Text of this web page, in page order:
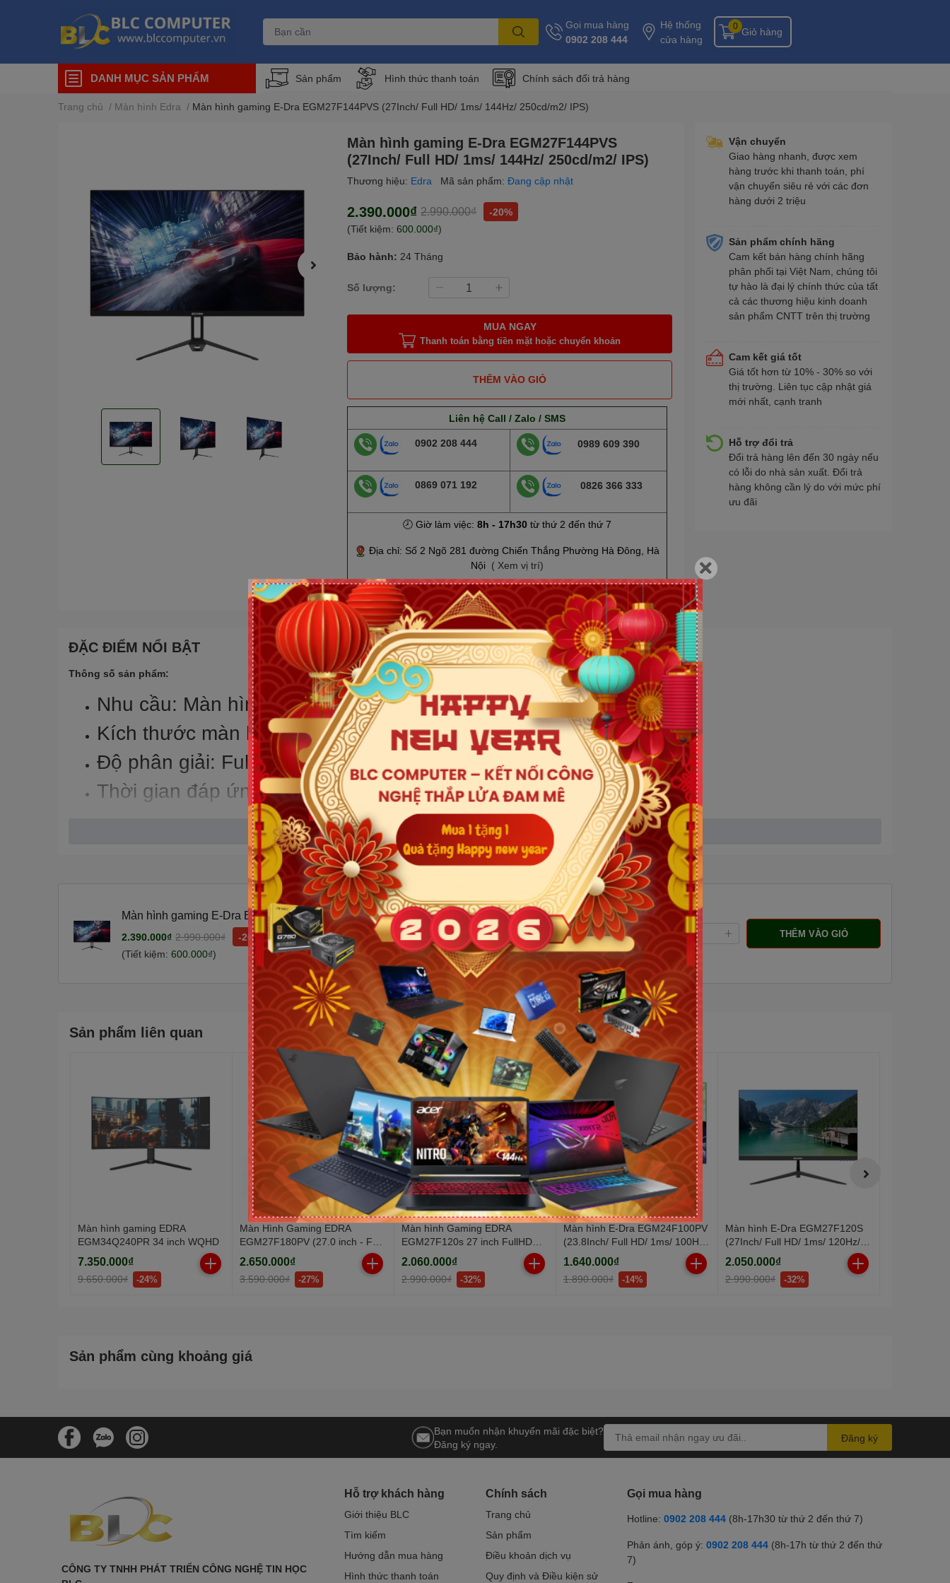
Gọi mua hàng
0902 208 444
Hệ thống
cửa hàng
Giỏ hàng
0
DANH MỤC SẢN PHẨM Sản phẩm Hình thức thanh toán Chính sách đổi trả hàng
Trang chủ / Màn hình Edra / Màn hình gaming E-Dra EGM27F144PVS (27Inch/ Full HD/ 1ms/ 144Hz/ 250cd/m2/ IPS)
Màn hình gaming E-Dra EGM27F144PVS
(27Inch/ Full HD/ 1ms/ 144Hz/ 250cd/m2/ IPS)
Thương hiệu: Edra Mã sản phẩm:Đang cập nhật
2.390.000₫ 2.990.000₫
-20%
(Tiết kiệm:600.000₫)
Bảo hành: 24 Tháng
Số lượng:
MUA NGAY
Thanh toán bằng tiền mặt hoặc chuyển khoản
THÊM VÀO GIỎ
Liên hệ Call / Zalo / SMS
0902 208 444 0989 609 390
0869 071 192 0826 366 333
🕗 Giờ làm việc:8h - 17h30 từ thứ 2 đến thứ 7
Địa chỉ: Số 2 Ngõ 281 đường Chiến Thắng Phường Hà Đông, Hà
Nội ( Xem vị trí)
Vận chuyển
Giao hàng nhanh, được xem
hàng trước khi thanh toán, phí
vận chuyển siêu rẻ với các đơn
hàng dưới 2 triệu
Sản phẩm chính hãng
Cam kết bán hàng chính hãng
phân phối tại Việt Nam, chúng tôi
tự hào là đại lý chính thức của tất
cả các thương hiệu kinh doanh
sản phẩm CNTT trên thị trường
Cam kết giá tốt
Giá tốt hơn từ 10% - 30% so với
thị trường. Liên tục cập nhật giá
mới nhất, cạnh tranh
Hỗ trợ đổi trả
Đổi trả hàng lên đến 30 ngày nếu
có lỗi do nhà sản xuất. Đổi trả
hàng không cần lý do với mức phí
ưu đãi
ĐẶC ĐIỂM NỔI BẬT
Thông số sản phẩm:
Nhu cầu: Màn hình gaming
Kích thước màn hình: 27Inch
Độ phân giải: Full HD (1920x1080)
Thời gian đáp ứng: 1ms
Tần số quét: 144Hz
Độ sáng: 250cd/m2
Xem thêm
Màn hình gaming E-Dra EGM27F144PVS (27Inch/ Full
HD/ 1ms/ 144Hz/ 250cd/m2/ IPS)
2.390.000₫ 2.990.000₫
-20%
(Tiết kiệm: 600.000₫)
Số lượng: THÊM VÀO GIỎ
Sản phẩm liên quan
Màn hình gaming EDRA
EGM34Q240PR 34 inch WQHD
7.350.000₫
9.650.000₫ -24%
Màn Hình Gaming EDRA
EGM27F180PV (27.0 inch - FHD
- IPS - 180Hz - 0.5ms)
2.650.000₫
3.590.000₫ -27%
Màn hình Gaming EDRA
EGM27F120s 27 inch FullHD
120HZ
2.060.000₫
2.990.000₫ -32%
Màn hình E-Dra EGM24F100PV
(23.8Inch/ Full HD/ 1ms/ 100HZ/
250cd/m2/ IPS)
1.640.000₫
1.890.000₫ -14%
Màn hình E-Dra EGM27F120S
(27Inch/ Full HD/ 1ms/ 120Hz/
250cd/m2/ IPS)
2.050.000₫
2.990.000₫ -32%
Sản phẩm cùng khoảng giá
Bạn muốn nhận khuyến mãi đặc biệt?
Đăng ký ngay.
Đăng ký
CÔNG TY TNHH PHÁT TRIỂN CÔNG NGHỆ TIN HỌC
Hỗ trợ khách hàng
Giới thiệu BLC
Tìm kiếm
Hướng dẫn mua hàng
Hình thức thanh toán
Chính sách
Trang chủ
Sản phẩm
Điều khoản dịch vụ
Quy định và Điều kiện sử
Gọi mua hàng
Hotline: 0902 208 444 (8h-17h30 từ thứ 2 đến thứ 7)
Phản ánh, góp ý: 0902 208 444 (8h-17h từ thứ 2 đến thứ
7)